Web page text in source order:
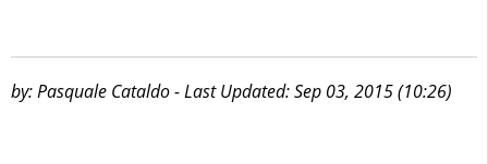
by: Pasquale Cataldo - Last Updated: Sep 03, 2015 (10:26)